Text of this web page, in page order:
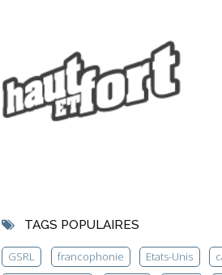
TAGS POPULAIRES
GSRL francophonie Etats-Unis